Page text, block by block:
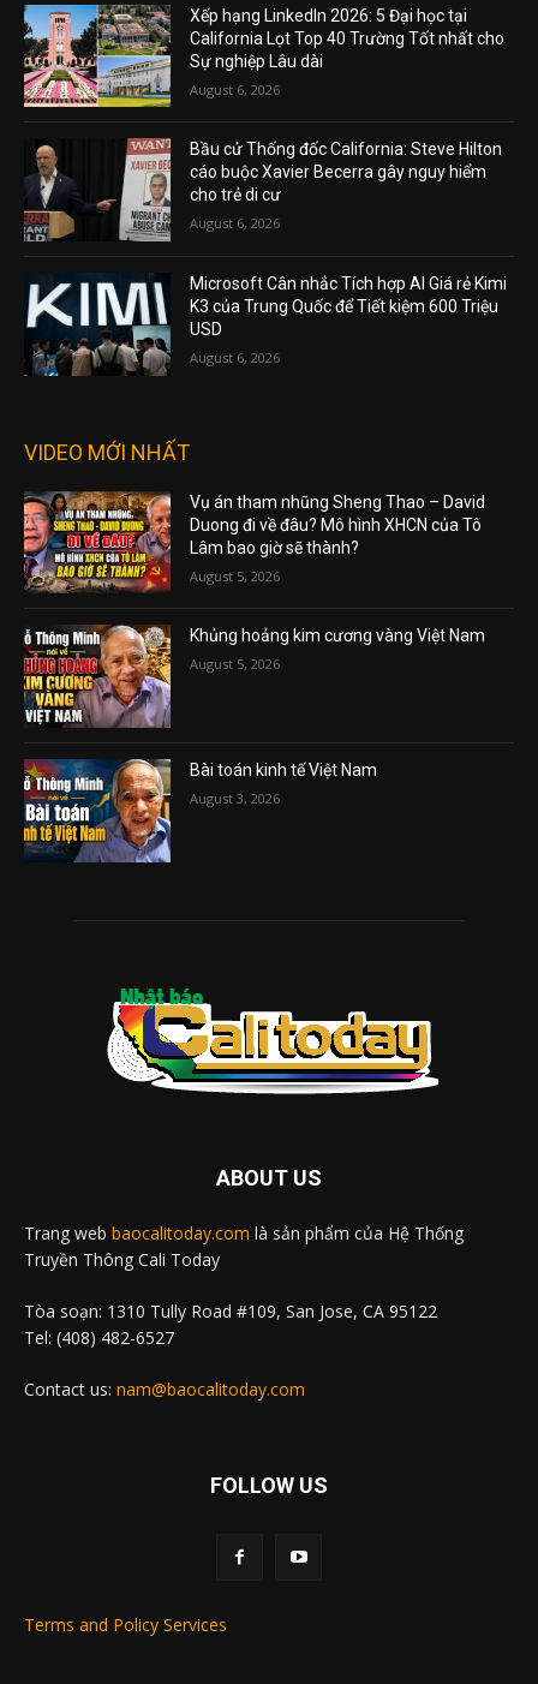
Xếp hạng LinkedIn 2026: 5 Đại học tại
California Lọt Top 40 Trường Tốt nhất cho
Sự nghiệp Lâu dài
August 6, 2026
Bầu cử Thống đốc California: Steve Hilton
cáo buộc Xavier Becerra gây nguy hiểm
cho trẻ di cư
August 6, 2026
Microsoft Cân nhắc Tích hợp AI Giá rẻ Kimi
K3 của Trung Quốc để Tiết kiệm 600 Triệu
USD
August 6, 2026
VIDEO MỚI NHẤT
Vụ án tham nhũng Sheng Thao – David
Duong đi về đâu? Mô hình XHCN của Tô
Lâm bao giờ sẽ thành?
August 5, 2026
Khủng hoảng kim cương vàng Việt Nam
August 5, 2026
Bài toán kinh tế Việt Nam
August 3, 2026
ABOUT US
Trang web baocalitoday.com là sản phẩm của Hệ Thống
Truyền Thông Cali Today
Tòa soạn: 1310 Tully Road #109, San Jose, CA 95122
Tel: (408) 482-6527
Contact us: nam@baocalitoday.com
FOLLOW US
Terms and Policy Services